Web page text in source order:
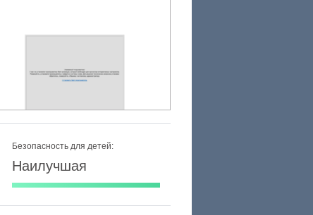
Безопасность для детей:
Наилучшая